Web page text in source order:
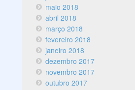
maio 2018
abril 2018
março 2018
fevereiro 2018
janeiro 2018
dezembro 2017
novembro 2017
outubro 2017